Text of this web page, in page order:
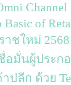
Basic of
าชใหม่
อมั่นผู้ประก
ปลีก ด้วย